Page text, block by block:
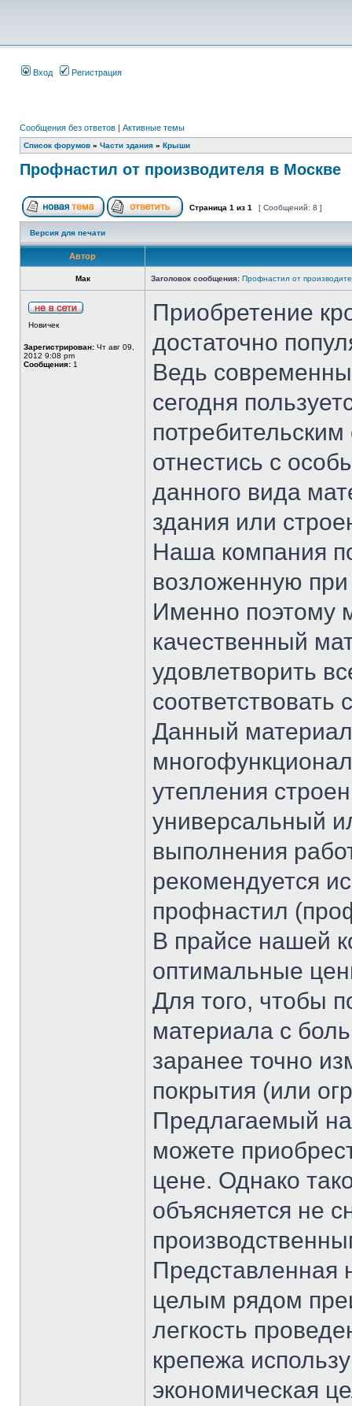
Вход Регистрация
Сообщения без ответов | Активные темы
Список форумов » Части здания » Крыши
Профнастил от производителя в Москве
Страница 1 из 1 [ Сообщений: 8 ]
Версия для печати
Автор
Мак Заголовок сообщения: Профнастил от
Новичек
Зарегистрирован: Чт авг 09,
2012 9:08 pm
Сообщения: 1
Приобретение
достаточно
Ведь
сегодня
отнестись с
данного вида
здания или
Наша компания
возложенную
Именно поэтому
качественный
удовлетворить
Данный
утепления
универсальный
выполнения
рекомендуется
профнастил
В прайсе нашей
оптимальные
Для того, чтобы
материала с
заранее точно
покрытия (или
Предлагаемый
можете
цене. Однако
объясняется не
Представленная
целым рядом
легкость
крепежа
экономическая